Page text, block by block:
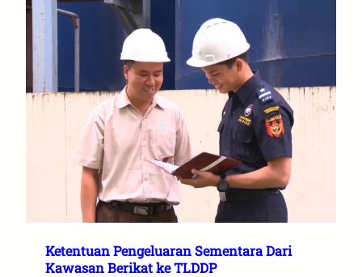
Ketentuan Pengeluaran Sementara Dari
Kawasan Berikat ke TLDDP